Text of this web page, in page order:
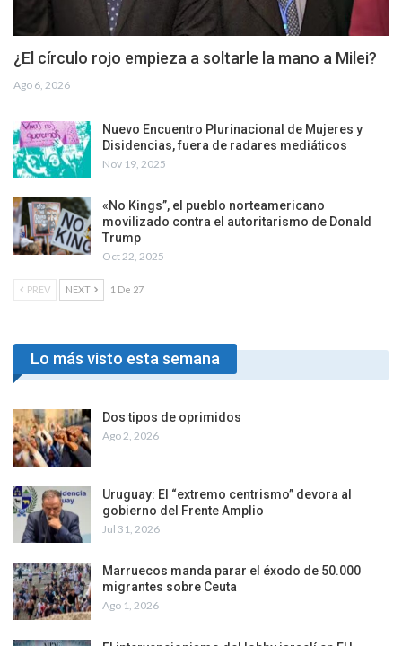
¿El círculo rojo empieza a soltarle la mano a Milei?
Ago 6, 2026
Nuevo Encuentro Plurinacional de Mujeres y
Disidencias, fuera de radares mediáticos
Nov 19, 2025
«No Kings”, el pueblo norteamericano
movilizado contra el autoritarismo de Donald
Trump
Oct 22, 2025
PREV NEXT 1 De 27
Lo más visto esta semana
Dos tipos de oprimidos
Ago 2, 2026
Uruguay: El “extremo centrismo” devora al
gobierno del Frente Amplio
Jul 31, 2026
Marruecos manda parar el éxodo de 50.000
migrantes sobre Ceuta
Ago 1, 2026